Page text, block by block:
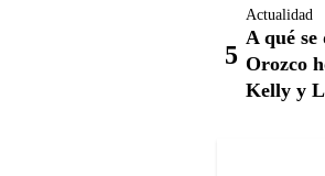
Actualidad
A qué
Orozco
Kelly y